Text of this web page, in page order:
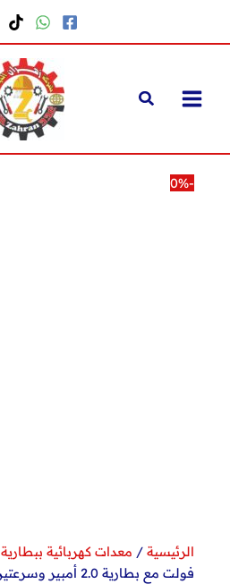
-0%
الرئيسية / معدات كهربائية ببطارية
فولت مع بطارية 2.0 أمبير وسرعتين TH1153216